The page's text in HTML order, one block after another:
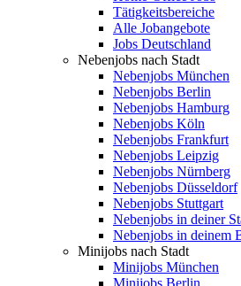
Tätigkeitsbereiche
Alle Jobangebote
Jobs Deutschland
Nebenjobs nach Stadt
Nebenjobs München
Nebenjobs Berlin
Nebenjobs Hamburg
Nebenjobs Köln
Nebenjobs Frankfurt
Nebenjobs Leipzig
Nebenjobs Nürnberg
Nebenjobs Düsseldorf
Nebenjobs Stuttgart
Nebenjobs in deiner
Nebenjobs in deinem
Minijobs nach Stadt
Minijobs München
Minijobs Berlin